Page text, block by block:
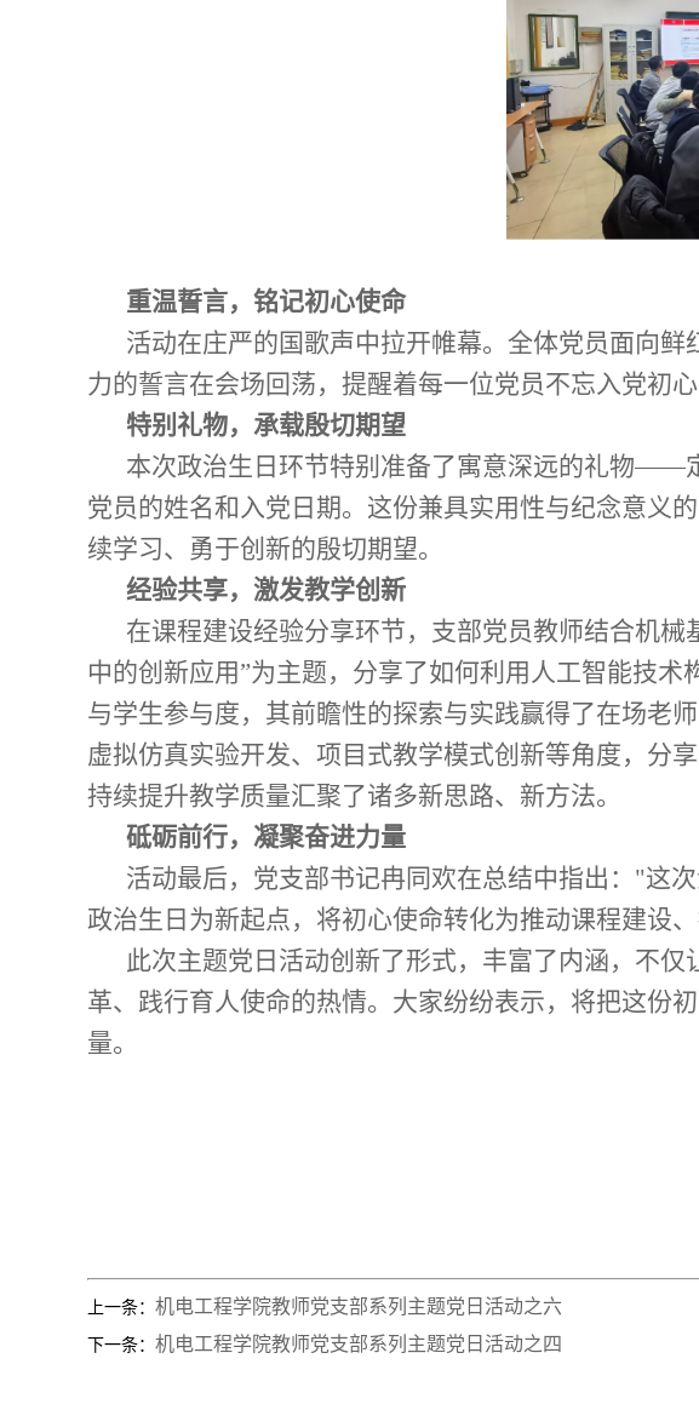
重温誓言，铭记初心使命
活动在庄严的国歌声中拉开帷幕。全体党员面向
力的誓言在会场回荡，提醒着每一位党员不忘入党初心
特别礼物，承载殷切期望
本次政治生日环节特别准备了寓意深远的礼物——
党员的姓名和入党日期。这份兼具实用性与纪念意义
续学习、勇于创新的殷切期望。
经验共享，激发教学创新
在课程建设经验分享环节，支部党员教师结合机
中的创新应用”为主题，分享了如何利用人工智能技
与学生参与度，其前瞻性的探索与实践赢得了在场老
虚拟仿真实验开发、项目式教学模式创新等角度，分
持续提升教学质量汇聚了诸多新思路、新方法。
砥砺前行，凝聚奋进力量
活动最后，党支部书记冉同欢在总结中指出："这
政治生日为新起点，将初心使命转化为推动课程建设
此次主题党日活动创新了形式，丰富了内涵，不
革、践行育人使命的热情。大家纷纷表示，将把这份
量。
上一条： 机电工程学院教师党支部系列主题党日活动之六
下一条： 机电工程学院教师党支部系列主题党日活动之四